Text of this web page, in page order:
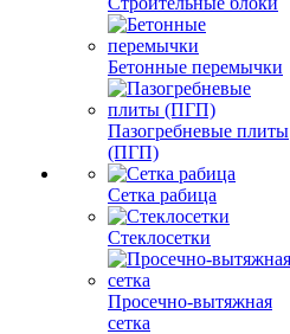
Бетонные перемычки
Пазогребневые плиты
(ПГП)
Сетка рабица
Стеклосетки
Просечно-вытяжная
сетка